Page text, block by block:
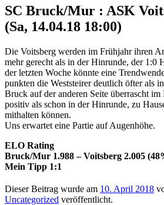
SC Bruck/Mur : ASK
(Sa, 14.04.18 18:00)
Die Voitsberg werden im Frühjahr ihren
mehr gerecht als in der Hinrunde, der 1:0
der letzten Woche könnte eine
punkten die Weststeirer deutlich öfter als
Bruck auf der anderen Seite überrascht
positiv als schon in der Hinrunde, zu
mithalten können.
Uns erwartet eine Partie auf Augenhöhe.
ELO Rating
Bruck/Mur 1.988 – Voitsberg 2.005
Mein Tipp 1:1
Dieser Beitrag wurde am 10. April 2018
Uncategorized veröffentlicht.